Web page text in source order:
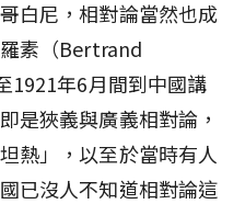
白尼，相對論當然也成
素（Bertrand
1921年6月間到中國講
是狹義與廣義相對論，
熱」，以至於當時有人
已沒人不知道相對論這